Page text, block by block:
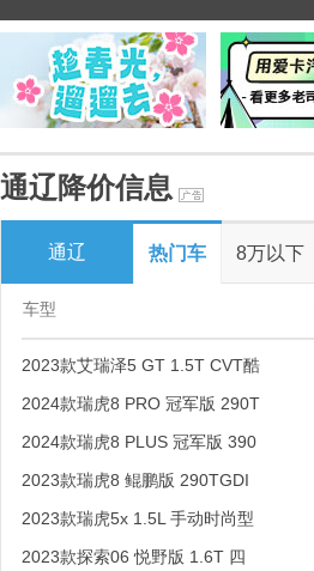
通辽降价信息
通辽 热门车 8万以下
车型
2023款艾瑞泽5 GT 1.5T CVT酷
2024款瑞虎8 PRO 冠军版 290T
2024款瑞虎8 PLUS 冠军版 390
2023款瑞虎8 鲲鹏版 290TGDI
2023款瑞虎5x 1.5L 手动时尚型
2023款探索06 悦野版 1.6T 四